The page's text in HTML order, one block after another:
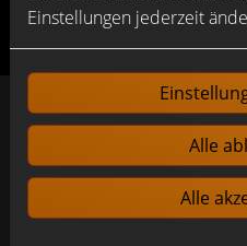
Einstellungen jederzeit
Alle
Alle